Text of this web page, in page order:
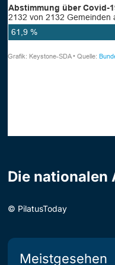
Die nationalen
© PilatusToday
Meistgesehen